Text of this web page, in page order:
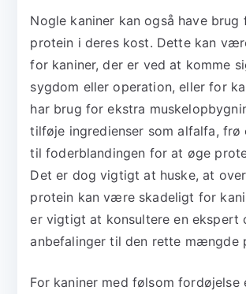
Nogle kaniner kan også have brug
protein i deres kost. Dette kan
for kaniner, der er ved at komme
sygdom eller operation, eller for
har brug for ekstra
tilføje ingredienser som alfalfa, frø
til foderblandingen for at øge
Det er dog vigtigt at huske, at
protein kan være skadeligt for
er vigtigt at konsultere en ekspert
anbefalinger til den rette mængde
For kaniner med følsom fordøjelse